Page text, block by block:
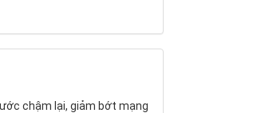
chậm lại, giảm bớt mạng